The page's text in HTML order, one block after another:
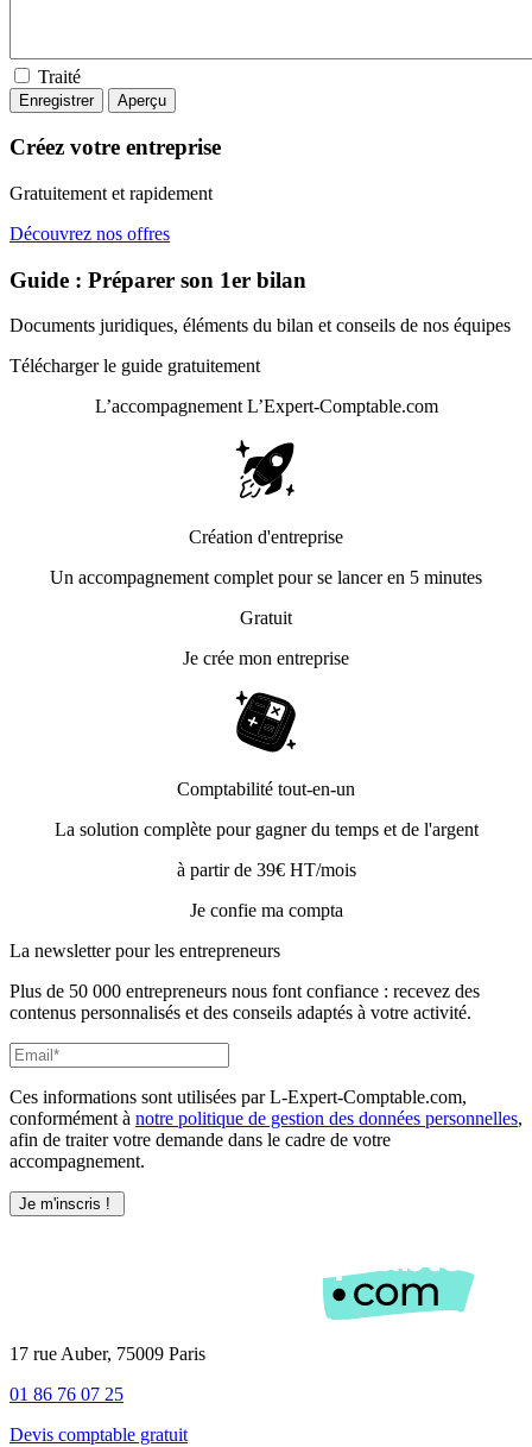
Traité
Créez votre entreprise
Gratuitement et rapidement
Découvrez nos offres
Guide : Préparer son 1er bilan
Documents juridiques, éléments du bilan et conseils de nos équipes
Télécharger le guide gratuitement
L’accompagnementL’Expert-Comptable.com
Création d'entreprise
Un accompagnement complet pour se lancer en 5 minutes
Gratuit
Je crée mon entreprise
Comptabilité tout-en-un
La solution complète pour gagner du temps et de l'argent
à partir de 39€ HT/mois
Je confie ma compta
La newsletter pour les entrepreneurs
Plus de 50 000 entrepreneurs nous font confiance : recevez des
contenus personnalisés et des conseils adaptés à votre activité.
Ces informations sont utilisées par L-Expert-Comptable.com,
conformément à notre politique de gestion des données personnelles,
afin de traiter votre demande dans le cadre de votre
accompagnement.
17 rue Auber, 75009 Paris
01 86 76 07 25
Devis comptable gratuit